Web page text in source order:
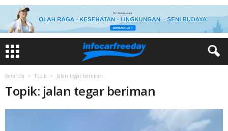
Beranda Topik Jalan tegar beriman
Topik: jalan tegar beriman